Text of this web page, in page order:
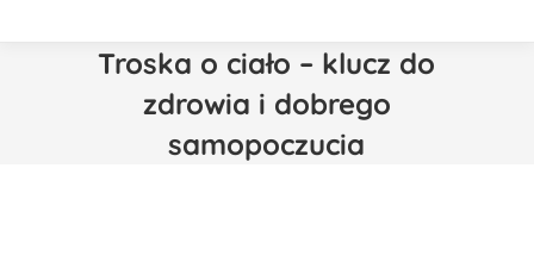
Troska o ciało – klucz do
zdrowia i dobrego
samopoczucia